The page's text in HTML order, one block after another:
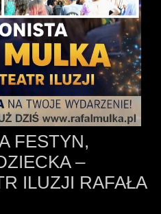
FESTYN,
–
ILUZJI RAFAŁA